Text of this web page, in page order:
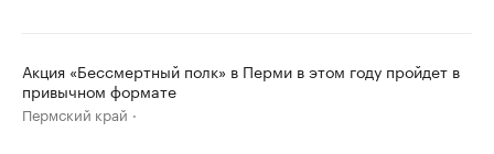
Акция «Бессмертный полк» в Перми в этом году пройдет в
привычном формате
Пермский край